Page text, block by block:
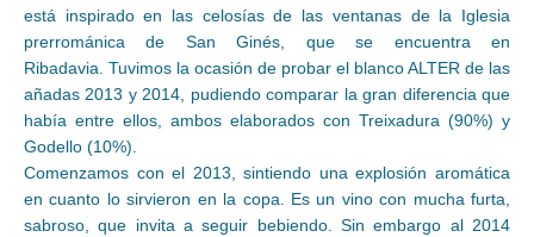
está inspirado en las celosías de las ventanas de la Iglesia
prerrománica de San Ginés, que se encuentra en
Ribadavia. Tuvimos la ocasión de probar el blanco ALTER de las
añadas 2013 y 2014, pudiendo comparar la gran diferencia que
había entre ellos, ambos elaborados con Treixadura (90%) y
Godello (10%).
Comenzamos con el 2013, sintiendo una explosión aromática
en cuanto lo sirvieron en la copa. Es un vino con mucha furta,
sabroso, que invita a seguir bebiendo. Sin embargo al 2014